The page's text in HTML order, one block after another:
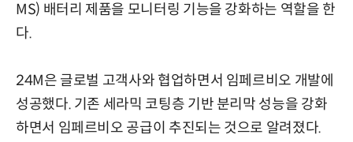
MS) 배터리 제품을 모니터링 기능을 강화하는 역할을 한
다.
24M은 글로벌 고객사와 협업하면서 임페르비오 개발에
성공했다. 기존 세라믹 코팅층 기반 분리막 성능을 강화
하면서 임페르비오 공급이 추진되는 것으로 알려졌다.